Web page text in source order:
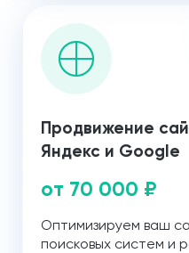
Продвижение
Яндекс и Google
от 70 000 ₽
Оптимизируем ваш
поисковых систем и